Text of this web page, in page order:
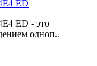
ED
ED - это
одноп..